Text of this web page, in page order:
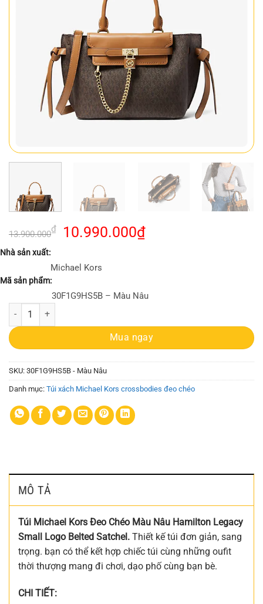
13.900.000₫
Giá
là:
13.900.000₫.
10.990.000₫Giá
Nhà sản xuất:
Michael Kors
Mã sản phẩm:
30F1G9HS5B – Màu Nâu
Túi Michael Kors Đeo Chéo Màu Nâu Hamilton Legacy Small Logo
Mua ngay
SKU: 30F1G9HS5B - Màu Nâu
Danh mục: Túi xách Michael Kors crossbodies đeo chéo
MÔ TẢ
Túi Michael Kors Đeo Chéo Màu Nâu Hamilton Legacy
Small Logo Belted Satchel. Thiết kế túi đơn giản, sang
trọng. bạn có thể kết hợp chiếc túi cùng những oufit
thời thượng mang đi chơi, dạo phố cùng bạn bè.
CHI TIẾT: